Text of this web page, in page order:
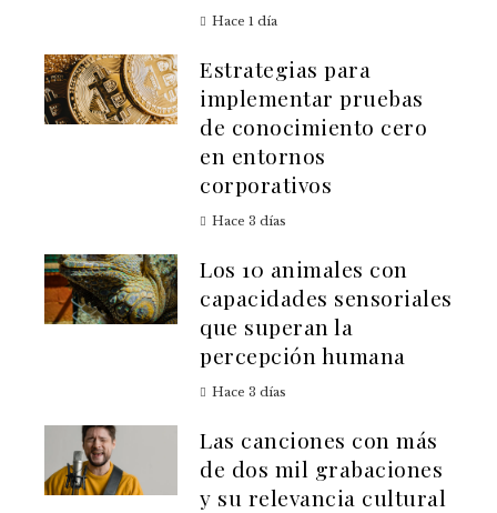
Hace 1 día
Estrategias para
implementar pruebas
de conocimiento cero
en entornos
corporativos
Hace 3 días
Los 10 animales con
capacidades sensoriales
que superan la
percepción humana
Hace 3 días
Las canciones con más
de dos mil grabaciones
y su relevancia cultural